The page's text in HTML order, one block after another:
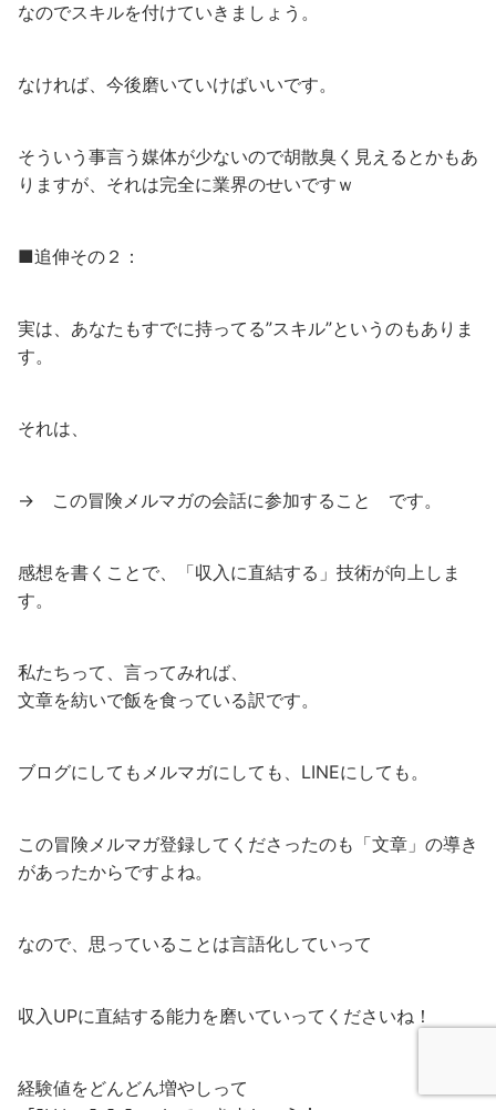
なのでスキルを付けていきましょう。
なければ、今後磨いていけばいいです。
そういう事言う媒体が少ないので胡散臭く見えるとかもあ
りますが、それは完全に業界のせいですｗ
■追伸その２：
実は、あなたもすでに持ってる”スキル”というのもありま
す。
それは、
→ この冒険メルマガの会話に参加すること です。
感想を書くことで、「収入に直結する」技術が向上しま
す。
私たちって、言ってみれば、
文章を紡いで飯を食っている訳です。
ブログにしてもメルマガにしても、LINEにしても。
この冒険メルマガ登録してくださったのも「文章」の導き
があったからですよね。
なので、思っていることは言語化していって
収入UPに直結する能力を磨いていってくださいね！
経験値をどんどん増やしって